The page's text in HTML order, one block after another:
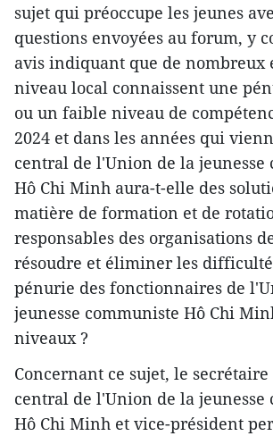
sujet qui préoccupe les jeunes
questions envoyées au forum, y
avis indiquant que de nombreux
niveau local connaissent une
ou un faible niveau de
2024 et dans les années qui
central de l'Union de la jeunesse
Hô Chi Minh aura-t-elle des
matière de formation et de
responsables des organisations
résoudre et éliminer les
pénurie des fonctionnaires de
jeunesse communiste Hô Chi
niveaux ?
Concernant ce sujet, le
central de l'Union de la jeunesse
Hô Chi Minh et vice-président